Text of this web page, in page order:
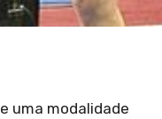
uma modalidade